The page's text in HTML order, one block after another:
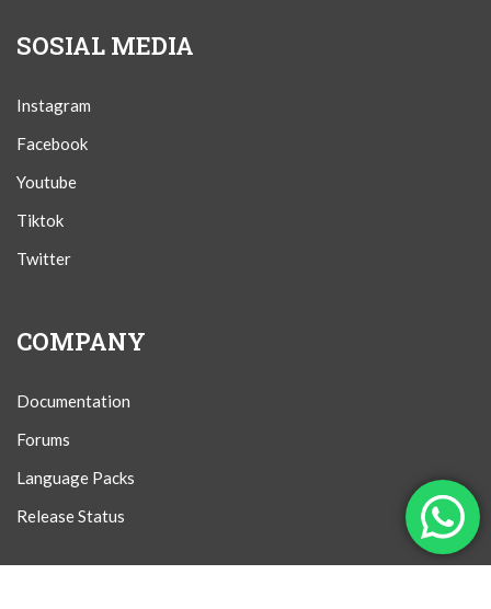
SOSIAL MEDIA
Instagram
Facebook
Youtube
Tiktok
Twitter
COMPANY
Documentation
Forums
Language Packs
Release Status